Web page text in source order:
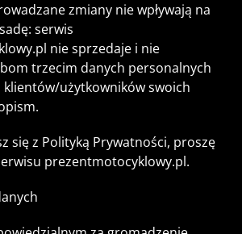
zmiany nie wpływają na
serwis
nie sprzedaje i nie
trzecim danych personalnych
klientów/użytkowników swoich
się z Polityką Prywatności, proszę
prezentmotocyklowy.pl.